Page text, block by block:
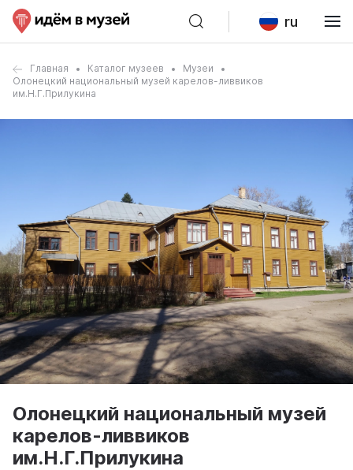
ru
Главная Каталог музеев
Музеи
Олонецкий национальный музей карелов-ливвиков
им.Н.Г.Прилукина
Олонецкий национальный музей
карелов-ливвиков
им.Н.Г.Прилукина